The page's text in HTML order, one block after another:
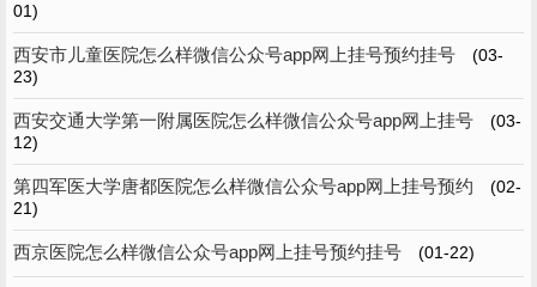
01)
西安市儿童医院怎么样微信公众号app网上挂号预约挂号
(03-
23)
西安交通大学第一附属医院怎么样微信公众号app网上挂号
(03-
12)
第四军医大学唐都医院怎么样微信公众号app网上挂号预约
(02-
21)
西京医院怎么样微信公众号app网上挂号预约挂号 (01-22)